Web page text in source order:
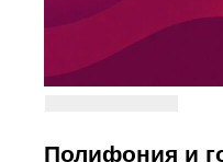
Полифония и